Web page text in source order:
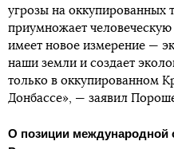
угрозы на оккупированных
приумножает человеческую
имеет новое измерение —
наши земли и создает
только в оккупированном
Донбассе», — заявил
О позиции международной